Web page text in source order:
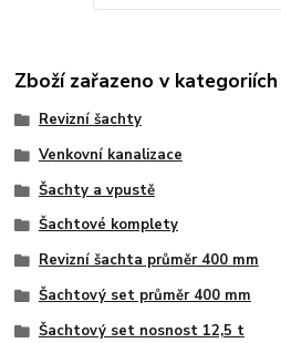
Zboží zařazeno v kategoriích
Revizní šachty
Venkovní kanalizace
Šachty a vpustě
Šachtové komplety
Revizní šachta průměr 400 mm
Šachtový set průměr 400 mm
Šachtový set nosnost 12,5 t